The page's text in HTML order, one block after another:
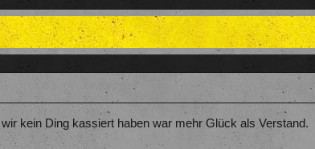
kein Ding kassiert haben war mehr Glück als Verstand.